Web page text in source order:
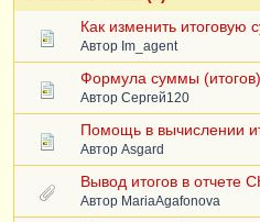
Как изменить итоговую
Автор Im_agent
Формула суммы
Автор Сергей120
Помощь в вычислении
Автор Asgard
Вывод итогов в отчете
Автор MariaAgafonova